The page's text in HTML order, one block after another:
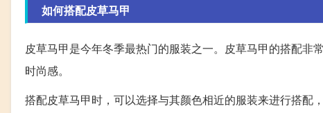
如何搭配皮草马甲
皮草马甲是今年冬季最热门的服装之一。皮草马甲的搭配
时尚感。
搭配皮草马甲时，可以选择与其颜色相近的服装来进行搭配